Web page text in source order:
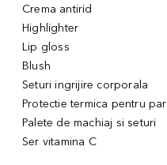
Crema antirid
Highlighter
Lip gloss
Blush
Seturi ingrijire corporala
Protectie termica pentru par
Palete de machiaj si seturi
Ser vitamina C